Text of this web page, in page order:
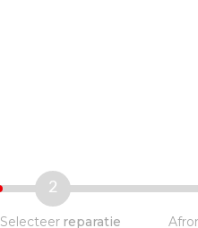
2
Selecteer reparatie